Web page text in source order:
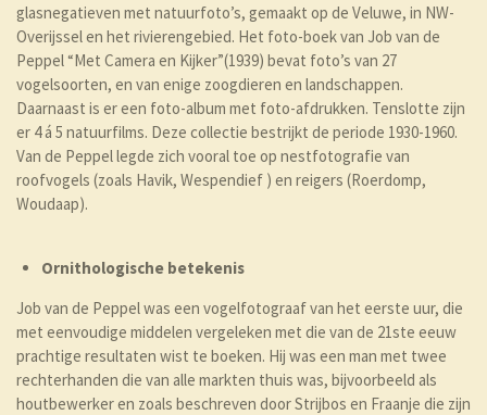
glasnegatieven met natuurfoto’s, gemaakt op de Veluwe, in NW-
Overijssel en het rivierengebied. Het foto-boek van Job van de
Peppel “Met Camera en Kijker”(1939) bevat foto’s van 27
vogelsoorten, en van enige zoogdieren en landschappen.
Daarnaast is er een foto-album met foto-afdrukken. Tenslotte zijn
er 4 á 5 natuurfilms. Deze collectie bestrijkt de periode 1930-1960.
Van de Peppel legde zich vooral toe op nestfotografie van
roofvogels (zoals Havik, Wespendief ) en reigers (Roerdomp,
Woudaap).
Ornithologische betekenis
Job van de Peppel was een vogelfotograaf van het eerste uur, die
met eenvoudige middelen vergeleken met die van de 21ste eeuw
prachtige resultaten wist te boeken. Hij was een man met twee
rechterhanden die van alle markten thuis was, bijvoorbeeld als
houtbewerker en zoals beschreven door Strijbos en Fraanje die zijn